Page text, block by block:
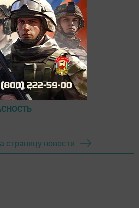
590414664980
yakti_ul
svetliput
страницу новости